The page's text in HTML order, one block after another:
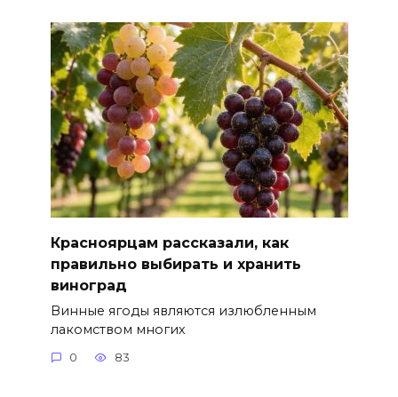
Красноярцам рассказали, как
правильно выбирать и хранить
виноград
Винные ягоды являются излюбленным
лакомством многих
0 83